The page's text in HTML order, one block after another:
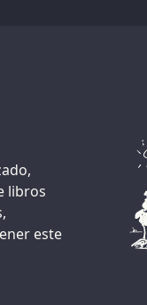
libros
este